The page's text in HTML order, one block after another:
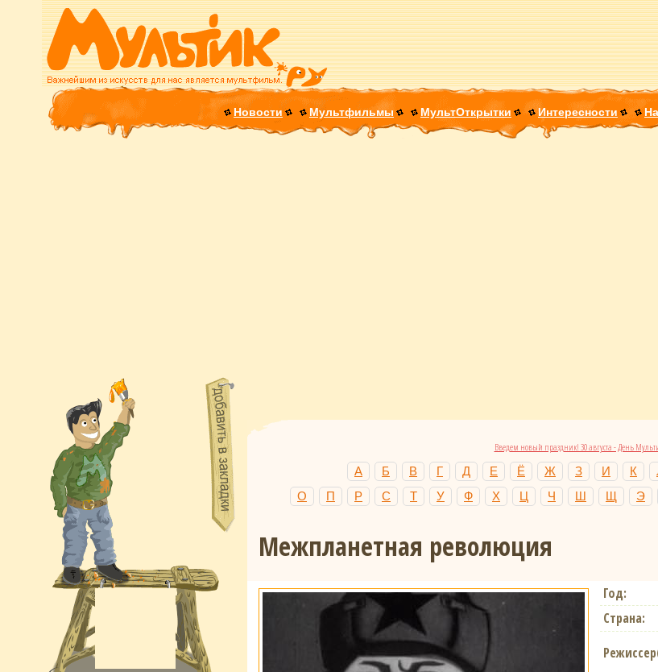
Новости Мультфильмы МультОткрытки Интересности
Введем новый праздник! 30 августа - День
А Б В Г Д Е Ё Ж З И К
О
П Р С Т У Ф Х Ц Ч Ш Щ Э
Межпланетная революция
Год:
Страна: